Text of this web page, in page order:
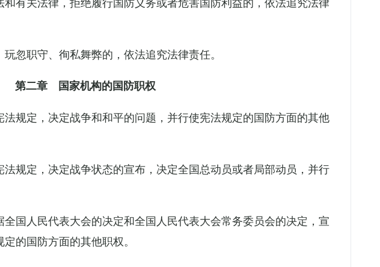
忽职守、徇私舞弊的，依法追究法律责任。
第二章 国家机构的国防职权
规定，决定战争和和平的问题，并行使宪法规定的国防方面的其他
规定，决定战争状态的宣布，决定全国总动员或者局部动员，并行
国人民代表大会的决定和全国人民代表大会常务委员会的决定，宣
的国防方面的其他职权。